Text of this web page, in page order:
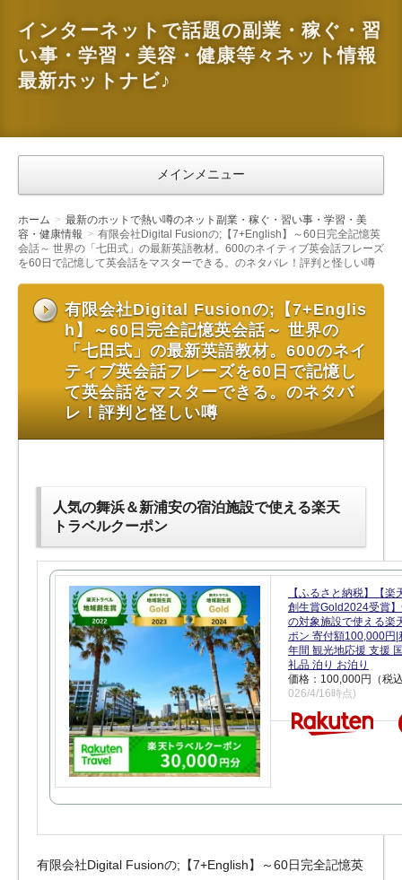
インターネットで話題の副業・稼ぐ・習
い事・学習・美容・健康等々ネット情報
最新ホットナビ♪
メインメニュー
ホーム
最新のホットで熱い噂のネット副業・稼ぐ・習い事・学習・美
容・健康情報
有限会社Digital Fusionの;【7+English】～60日完全記憶英
会話～ 世界の「七田式」の最新英語教材。600のネイティブ英会話フレーズ
を60日で記憶して英会話をマスターできる。のネタバレ！評判と怪しい噂
有限会社Digital Fusionの;【7+Englis
h】～60日完全記憶英会話～ 世界の
「七田式」の最新英語教材。600のネイ
ティブ英会話フレーズを60日で記憶し
て英会話をマスターできる。のネタバ
レ！評判と怪しい噂
人気の舞浜＆新浦安の宿泊施設で使える楽天
トラベルクーポン
【ふるさと納税】【楽
創生賞Gold2024受賞
の対象施設で使える楽
ポン 寄付額100,000円|
年間 観光地応援 支援
礼品 泊り お泊り
価格：100,000円（税
026/4/16時点)
有限会社Digital Fusionの;【7+English】～60日完全記憶英